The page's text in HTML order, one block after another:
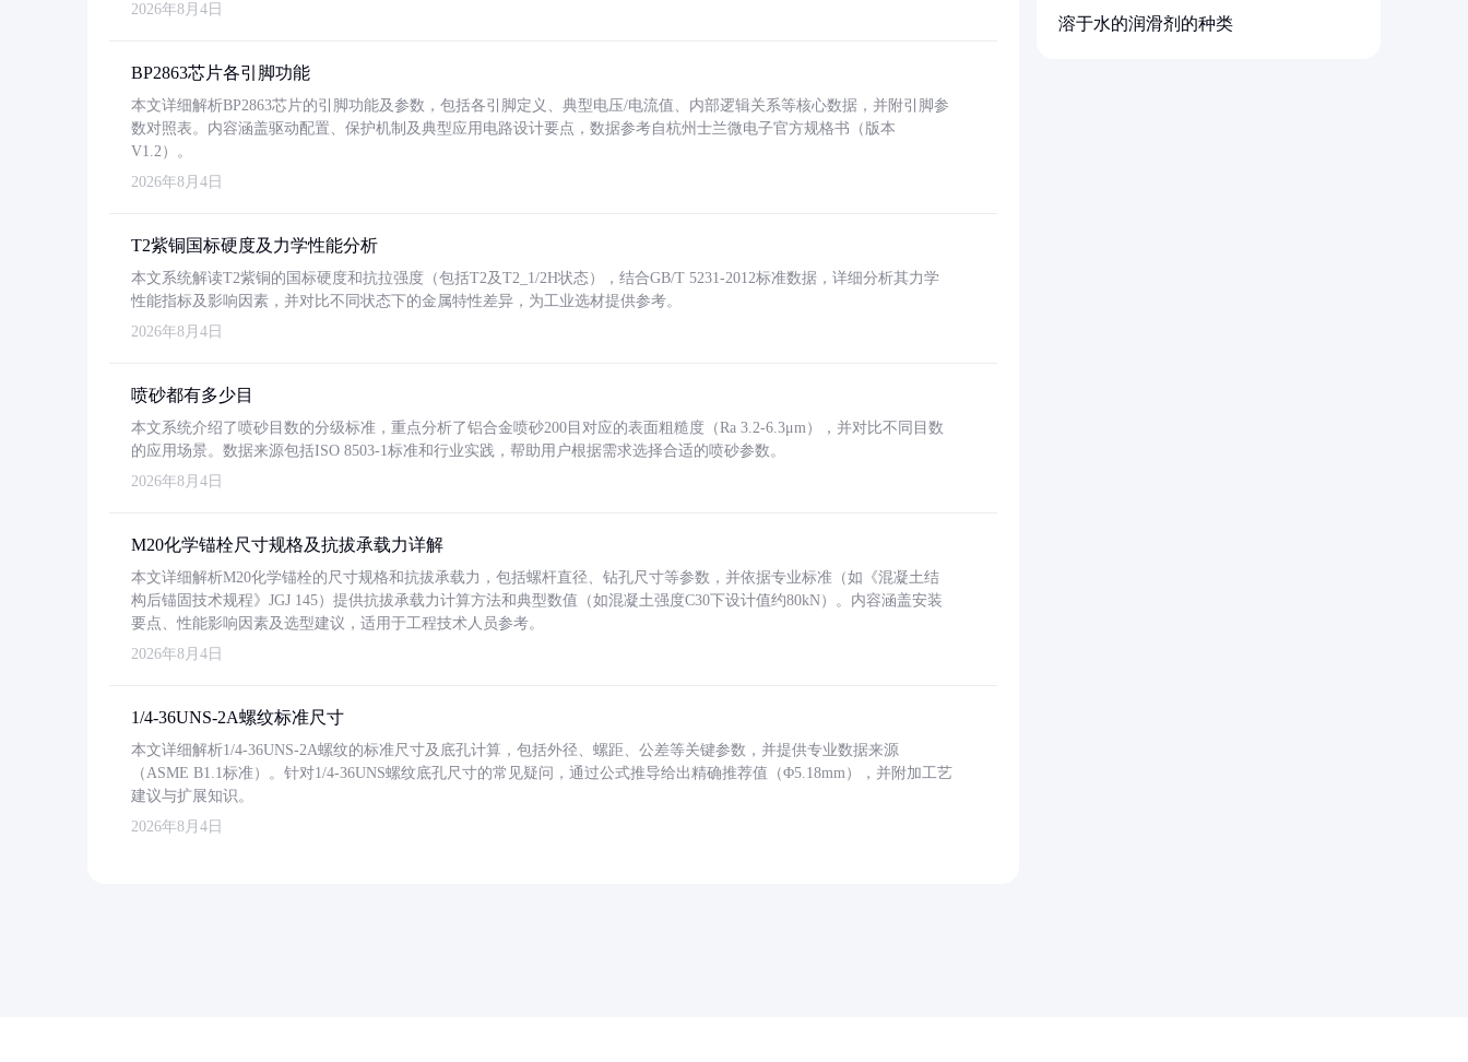
2026年8月4日
BP2863芯片各引脚功能
本文详细解析BP2863芯片的引脚功能及参数，包括各引脚定义、典型电压/电流值、内部逻辑关系等核心数据，并附引脚参
数对照表。内容涵盖驱动配置、保护机制及典型应用电路设计要点，数据参考自杭州士兰微电子官方规格书（版本
V1.2）。
2026年8月4日
T2紫铜国标硬度及力学性能分析
本文系统解读T2紫铜的国标硬度和抗拉强度（包括T2及T2_1/2H状态），结合GB/T 5231-2012标准数据，详细分析其力学
性能指标及影响因素，并对比不同状态下的金属特性差异，为工业选材提供参考。
2026年8月4日
喷砂都有多少目
本文系统介绍了喷砂目数的分级标准，重点分析了铝合金喷砂200目对应的表面粗糙度（Ra 3.2-6.3μm），并对比不同目数
的应用场景。数据来源包括ISO 8503-1标准和行业实践，帮助用户根据需求选择合适的喷砂参数。
2026年8月4日
M20化学锚栓尺寸规格及抗拔承载力详解
本文详细解析M20化学锚栓的尺寸规格和抗拔承载力，包括螺杆直径、钻孔尺寸等参数，并依据专业标准（如《混凝土结
构后锚固技术规程》JGJ 145）提供抗拔承载力计算方法和典型数值（如混凝土强度C30下设计值约80kN）。内容涵盖安装
要点、性能影响因素及选型建议，适用于工程技术人员参考。
2026年8月4日
1/4-36UNS-2A螺纹标准尺寸
本文详细解析1/4-36UNS-2A螺纹的标准尺寸及底孔计算，包括外径、螺距、公差等关键参数，并提供专业数据来源
（ASME B1.1标准）。针对1/4-36UNS螺纹底孔尺寸的常见疑问，通过公式推导给出精确推荐值（Φ5.18mm），并附加工艺
建议与扩展知识。
2026年8月4日
溶于水的润滑剂的种类